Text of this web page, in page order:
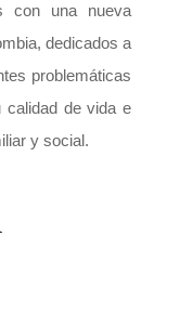
con una nueva
dedicados a
problemáticas
calidad de vida e
y social.